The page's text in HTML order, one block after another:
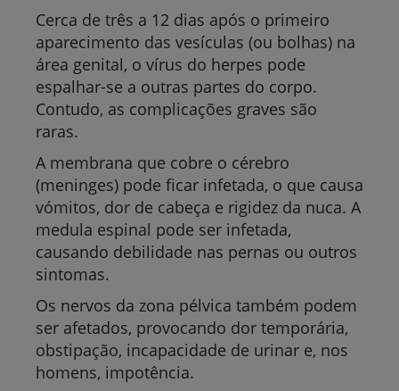
Cerca de três a 12 dias após o primeiro
aparecimento das vesículas (ou bolhas) na
área genital, o vírus do herpes pode
espalhar-se a outras partes do corpo.
Contudo, as complicações graves são
raras.
A membrana que cobre o cérebro
(meninges) pode ficar infetada, o que causa
vómitos, dor de cabeça e rigidez da nuca. A
medula espinal pode ser infetada,
causando debilidade nas pernas ou outros
sintomas.
Os nervos da zona pélvica também podem
ser afetados, provocando dor temporária,
obstipação, incapacidade de urinar e, nos
homens, impotência.